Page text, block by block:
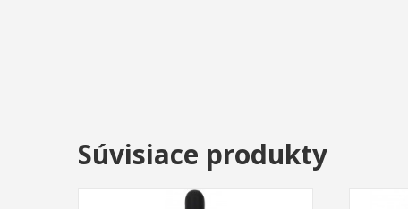
Súvisiace produkty